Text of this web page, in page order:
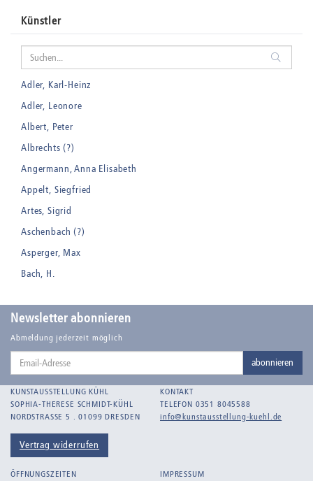
Künstler
Adler, Karl-Heinz
Adler, Leonore
Albert, Peter
Albrechts (?)
Angermann, Anna Elisabeth
Appelt, Siegfried
Artes, Sigrid
Aschenbach (?)
Asperger, Max
Bach, H.
Balden, Theo , eigentlich Otto Koehler
Balden-Wolff, Annemarie
Bankroth, Bernd
Bankroth, Ursula
Barth, Arthur Julius
Bartnig, Horst
Bartzsch, Paul Kurt
Newsletter abonnieren
Abmeldung jederzeit möglich
Email-
abonnieren
KUNSTAUSSTELLUNG KÜHL
SOPHIA-THERESE SCHMIDT-KÜHL
NORDSTRASSE 5 . 01099 DRESDEN
Vertrag widerrufen
KONTAKT
TELEFON 0351 8045588
info@kunstausstellung-kuehl.de
ÖFFNUNGSZEITEN IMPRESSUM